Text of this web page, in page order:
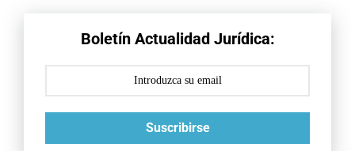
Boletín Actualidad Jurídica:
Suscribirse